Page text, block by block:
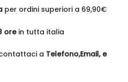
per ordini superiori a 69,90€
orein tutta italia
a Telefono,Email, e